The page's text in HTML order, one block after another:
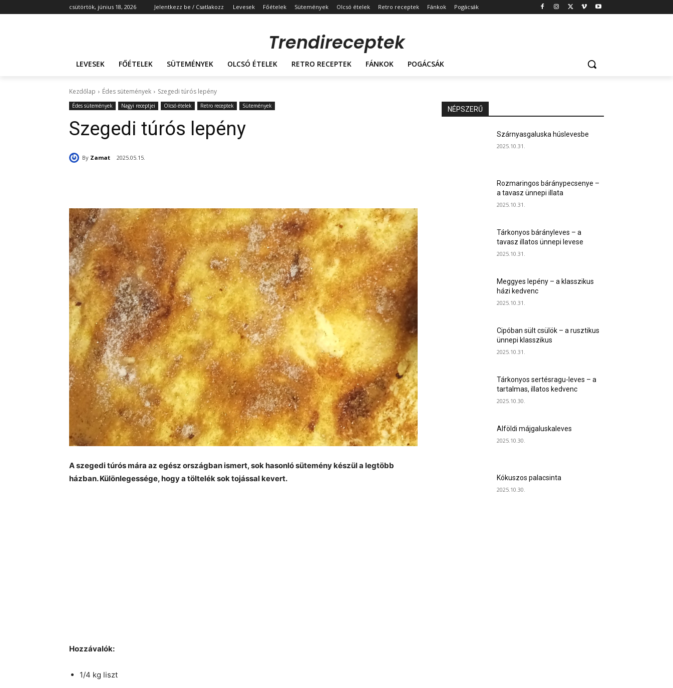
csütörtök, június 18, 2026 Jelentkezz be / Csatlakozz Levesek Főételek Sütemények Olcsó ételek Retro receptek Fánkok Pogácsák
Trendireceptek
LEVESEK FŐÉTELEK SÜTEMÉNYEK OLCSÓ ÉTELEK RETRO RECEPTEK FÁNKOK POGÁCSÁK
Kezdőlap Édes sütemények Szegedi túrós lepény
Édes sütemények Nagyi receptjei Olcsó ételek Retro receptek Sütemények
Szegedi túrós lepény
By Zamat 2025.05.15.
A szegedi túrós mára az egész országban ismert, sok hasonló sütemény készül a legtöbb
házban. Különlegessége, hogy a töltelék sok tojással kevert.
Hozzávalók:
1/4 kg liszt
NÉPSZERŰ
Szárnyasgaluska húslevesbe
2025.10.31.
Rozmaringos báránypecsenye –
a tavasz ünnepi illata
2025.10.31.
Tárkonyos bárányleves – a
tavasz illatos ünnepi levese
2025.10.31.
Meggyes lepény – a klasszikus
házi kedvenc
2025.10.31.
Cipóban sült csülök – a rusztikus
ünnepi klasszikus
2025.10.31.
Tárkonyos sertésragu-leves – a
tartalmas, illatos kedvenc
2025.10.30.
Alföldi májgaluskaleves
2025.10.30.
Kókuszos palacsinta
2025.10.30.